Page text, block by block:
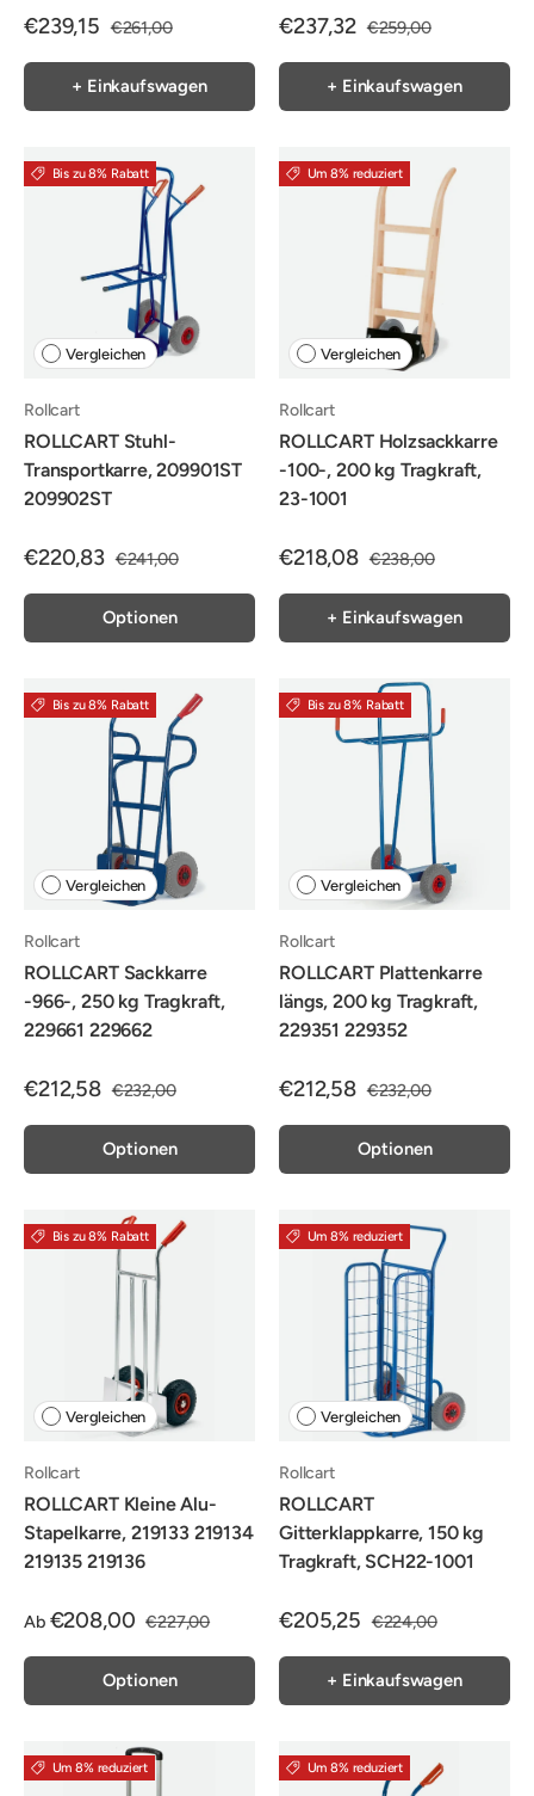
€239,15 €261,00
+ Einkaufswagen
€237,32 €259,00
+ Einkaufswagen
Bis zu 8% Rabatt
Vergleichen
Rollcart
ROLLCART Stuhl-
Transportkarre, 209901ST
209902ST
€220,83 €241,00
Optionen
Um 8% reduziert
Vergleichen
Rollcart
ROLLCART Holzsackkarre
-100-, 200 kg Tragkraft,
23-1001
€218,08 €238,00
+ Einkaufswagen
Bis zu 8% Rabatt
Vergleichen
Rollcart
ROLLCART Sackkarre
-966-, 250 kg Tragkraft,
229661 229662
€212,58 €232,00
Optionen
Bis zu 8% Rabatt
Vergleichen
Rollcart
ROLLCART Plattenkarre
längs, 200 kg Tragkraft,
229351 229352
€212,58 €232,00
Optionen
Bis zu 8% Rabatt
Vergleichen
Rollcart
ROLLCART Kleine Alu-
Stapelkarre, 219133 219134
219135 219136
Ab €208,00 €227,00
Optionen
Um 8% reduziert
Vergleichen
Rollcart
ROLLCART
Gitterklappkarre, 150 kg
Tragkraft, SCH22-1001
€205,25 €224,00
+ Einkaufswagen
Um 8% reduziert Um 8% reduziert